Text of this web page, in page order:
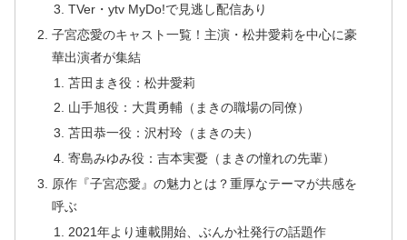
TVer・ytv MyDo!で見逃し配信あり
子宮恋愛のキャスト一覧！主演・松井愛莉を中心に豪
華出演者が集結
苫田まき役：松井愛莉
山手旭役：大貫勇輔（まきの職場の同僚）
苫田恭一役：沢村玲（まきの夫）
寄島みゆみ役：吉本実憂（まきの憧れの先輩）
原作『子宮恋愛』の魅力とは？重厚なテーマが共感を
呼ぶ
2021年より連載開始、ぶんか社発行の話題作